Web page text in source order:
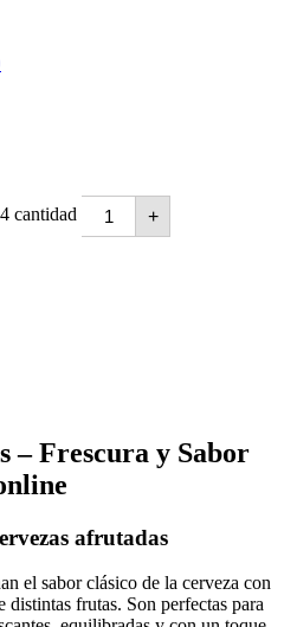
cantidad +
– Frescura y Sabor
afrutadas
el sabor clásico de la cerveza con
frutas. Son perfectas para